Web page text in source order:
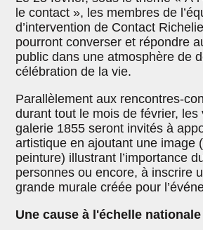
le contact », les membres de
d’intervention de Contact
pourront converser et répondre
public dans une atmosphère de
célébration de la vie.
Parallèlement aux rencontres-
durant tout le mois de février, les
galerie 1855 seront invités à
artistique en ajoutant une image
peinture) illustrant l’importance
personnes ou encore, à inscrire
grande murale créée pour
Une cause à l'échelle nationale